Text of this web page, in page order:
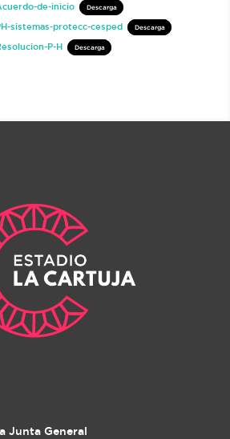
de-inicio Descarga
sistemas-protecc-cesped Descarga
P-H Descarga
Junta General